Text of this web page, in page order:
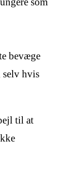
bevæge
selv hvis
til at